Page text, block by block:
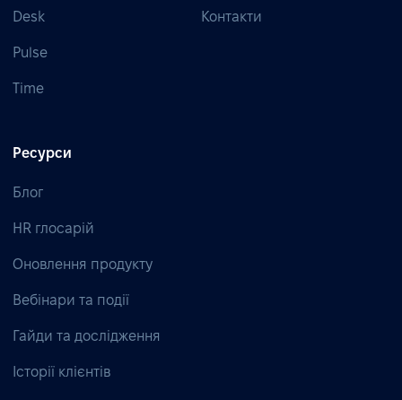
Desk
Pulse
Time
Контакти
Ресурси
Блог
HR глосарій
Оновлення продукту
Вебінари та події
Гайди та дослідження
Історії клієнтів